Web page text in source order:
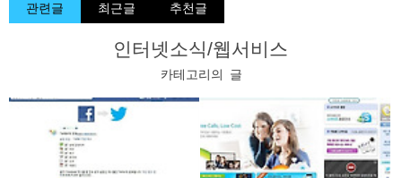
관련글 최근글 추천글
인터넷소식/웹서비스
카테고리의 글